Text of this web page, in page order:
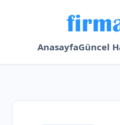
AnasayfaGüncel